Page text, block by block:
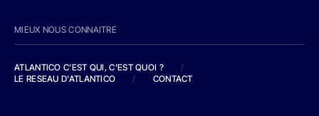
MIEUX NOUS CONNAITRE
ATLANTICO C'EST QUI, C'EST QUOI ?
/
LE RESEAU D'ATLANTICO
/ CONTACT